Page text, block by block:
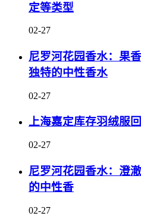
定等类型
02-27
尼罗河花园香水：果
独特的中性香水
02-27
上海嘉定库存羽绒服
02-27
尼罗河花园香水：澄
的中性香
02-27